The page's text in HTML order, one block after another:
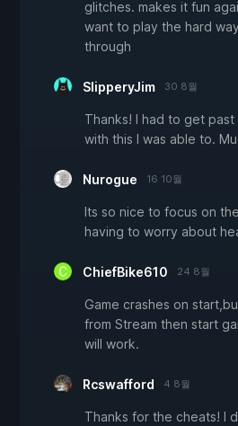
glitches. makes it fun
want to play the hard
through
SlipperyJim 30 8월
Thanks! I had to get
with this I was able to.
Nurogue 16 10월
Its so nice to focus on
having to worry about
ChiefBike610 24 8월
Game crashes on
from Stream then start
will work.
Rcswafford 4 8월
Thanks for the cheats! I